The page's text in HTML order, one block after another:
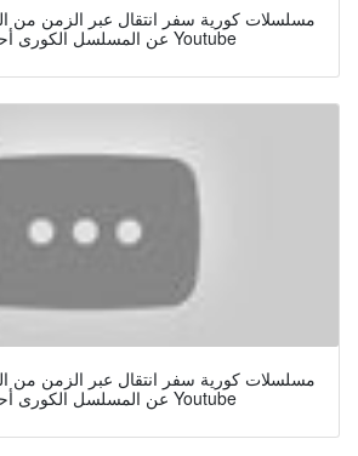
مسلسلات كورية سفر انتقال عبر الزمن من
عن المسلسل الكورى أحباء القمر Youtube
مسلسلات كورية سفر انتقال عبر الزمن من
عن المسلسل الكورى أحباء القمر Youtube